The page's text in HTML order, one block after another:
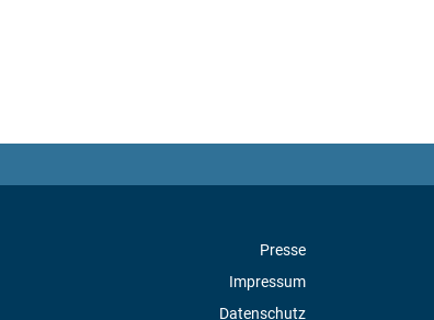
Presse
Impressum
Datenschutz